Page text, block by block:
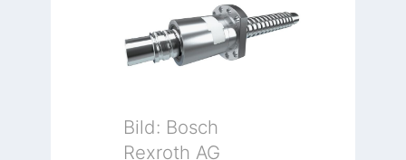
s
m
e
n
g
e
b
k
Bild: Bosch
Rexroth AG